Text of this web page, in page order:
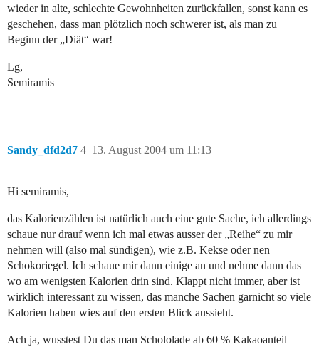
wieder in alte, schlechte Gewohnheiten zurückfallen, sonst kann es
geschehen, dass man plötzlich noch schwerer ist, als man zu
Beginn der „Diät“ war!
Lg,
Semiramis
Sandy_dfd2d7 13. August 2004 um 11:13
4
Hi semiramis,
das Kalorienzählen ist natürlich auch eine gute Sache, ich allerdings
schaue nur drauf wenn ich mal etwas ausser der „Reihe“ zu mir
nehmen will (also mal sündigen), wie z.B. Kekse oder nen
Schokoriegel. Ich schaue mir dann einige an und nehme dann das
wo am wenigsten Kalorien drin sind. Klappt nicht immer, aber ist
wirklich interessant zu wissen, das manche Sachen garnicht so viele
Kalorien haben wies auf den ersten Blick aussieht.
Ach ja, wusstest Du das man Schololade ab 60 % Kakaoanteil